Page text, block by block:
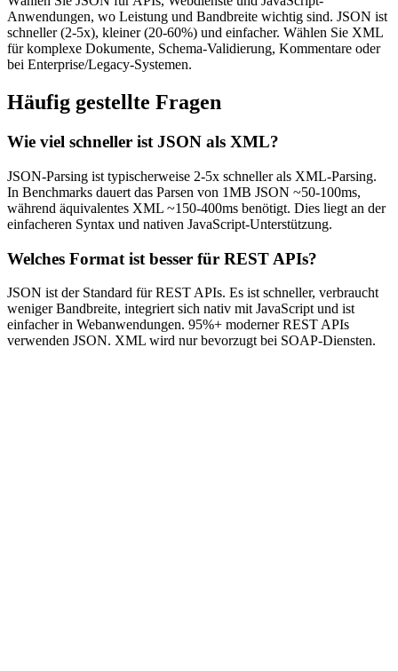
Anwendungen, wo Leistung und Bandbreite wichtig sind. JSON ist
schneller (2-5x), kleiner (20-60%) und einfacher. Wählen Sie XML
für komplexe Dokumente, Schema-Validierung, Kommentare oder
bei Enterprise/Legacy-Systemen.
Häufig gestellte Fragen
Wie viel schneller ist JSON als XML?
JSON-Parsing ist typischerweise 2-5x schneller als XML-Parsing.
In Benchmarks dauert das Parsen von 1MB JSON ~50-100ms,
während äquivalentes XML ~150-400ms benötigt. Dies liegt an der
einfacheren Syntax und nativen JavaScript-Unterstützung.
Welches Format ist besser für REST APIs?
JSON ist der Standard für REST APIs. Es ist schneller, verbraucht
weniger Bandbreite, integriert sich nativ mit JavaScript und ist
einfacher in Webanwendungen. 95%+ moderner REST APIs
verwenden JSON. XML wird nur bevorzugt bei SOAP-Diensten.